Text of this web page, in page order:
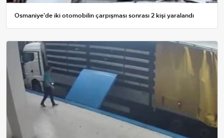
Osmaniye'de iki otomobilin çarpışması sonrası 2 kişi yaralandı